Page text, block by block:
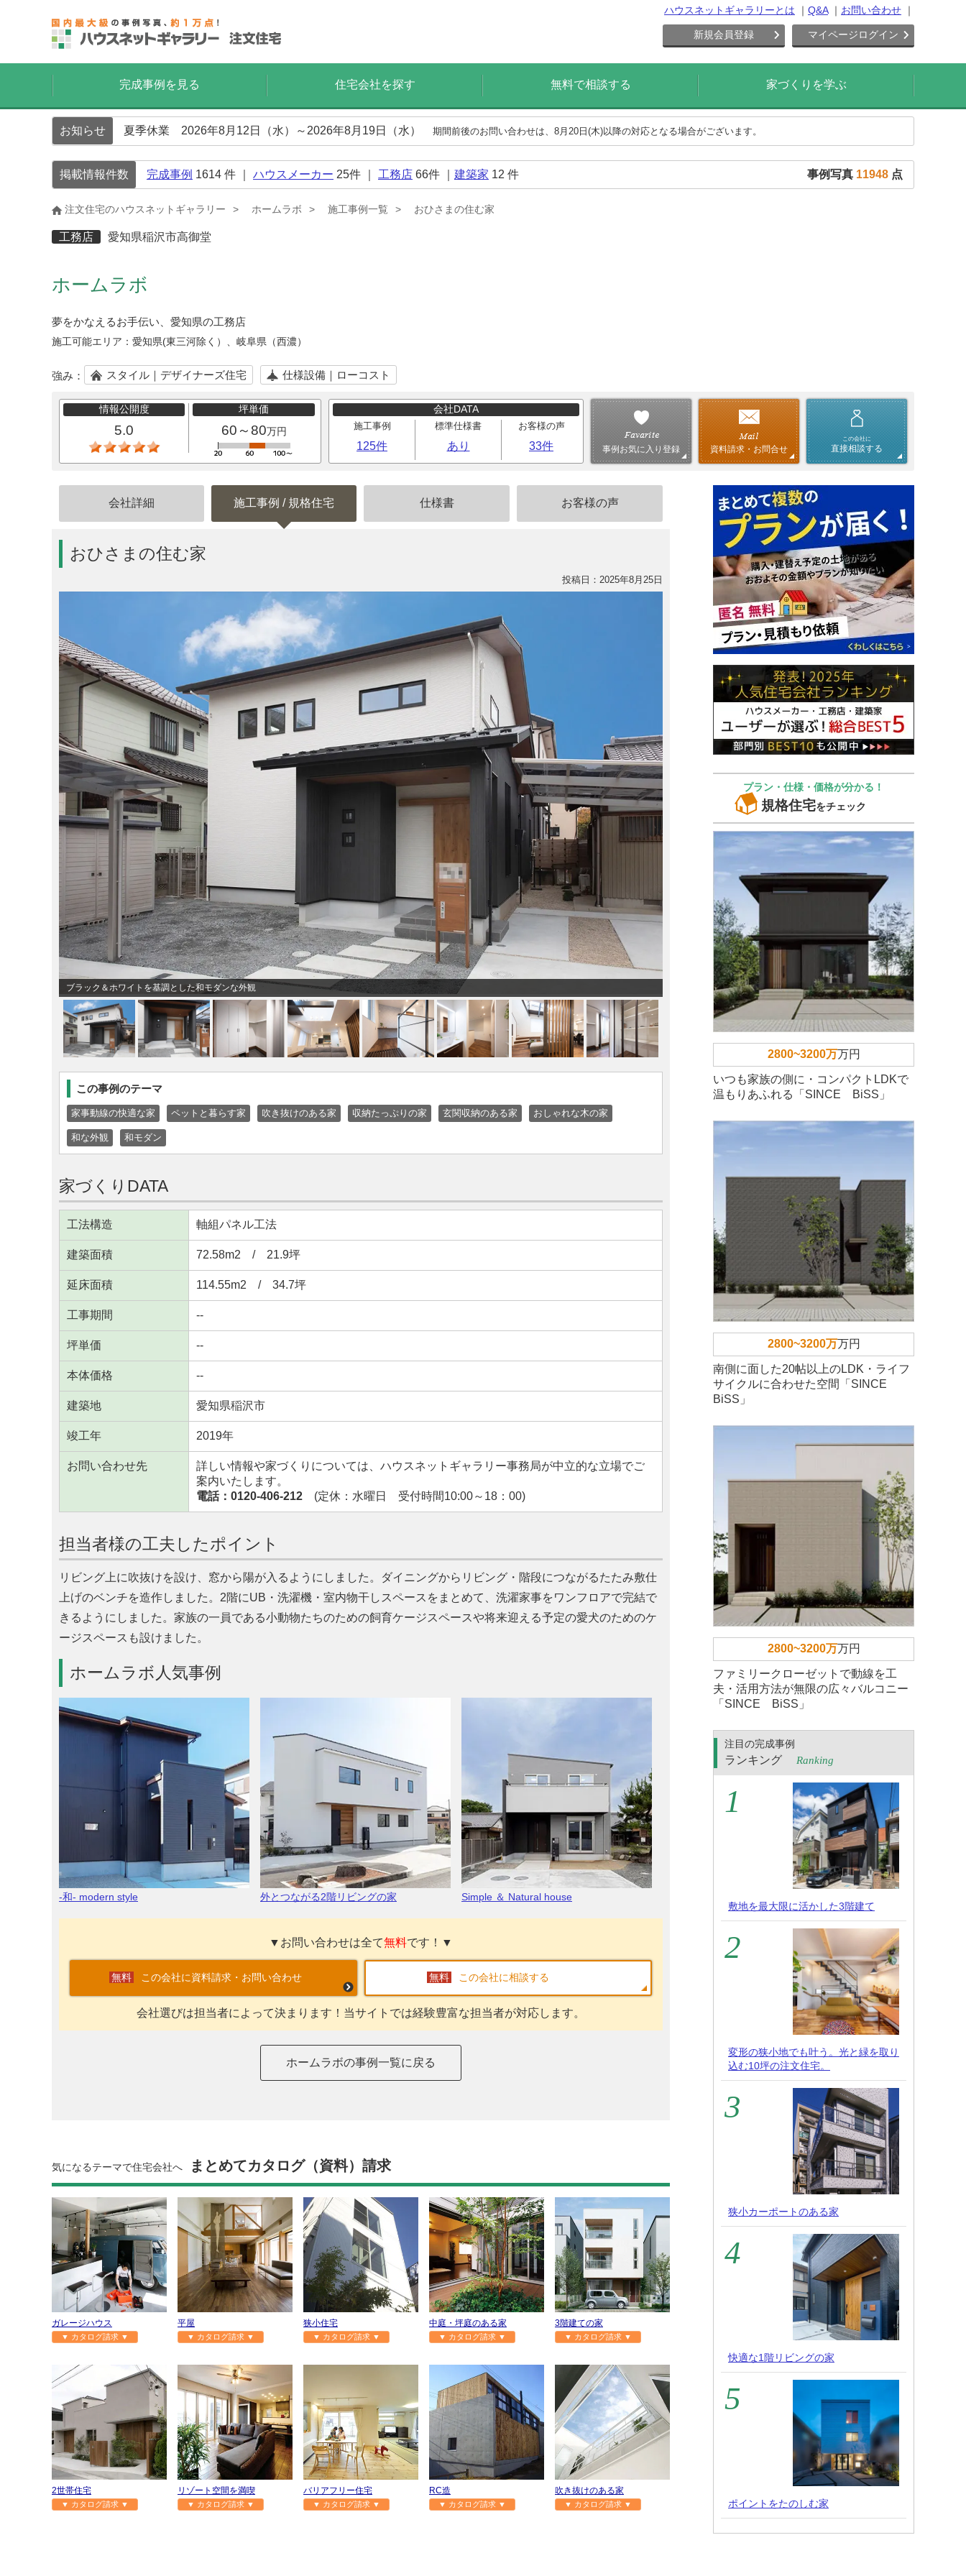
ハウスネットギャラリーとは Q&A お問い合わせ
新規会員登録 マイページログイン
完成事例を見る 住宅会社を探す 無料で相談する 家づくりを学ぶ
お知らせ 夏季休業 2026年8月12日（水）～2026年8月19日（水） 期間前後のお問い合わせは、8月20日(木)以降の対応となる場合がございます。
掲載情報件数 完成事例 1614 件 ｜ ハウスメーカー 25件 ｜ 工務店 66件 ｜ 建築家 12 件 事例写真 11948 点
注文住宅のハウスネットギャラリー ホームラボ 施工事例一覧 おひさまの住む家
工務店 愛知県稲沢市高御堂
ホームラボ
夢をかなえるお手伝い、愛知県の工務店
施工可能エリア： 愛知県(東三河除く）、岐阜県（西濃）
強み： スタイル｜デザイナーズ住宅 仕様設備｜ローコスト
情報公開度
5.0
坪単価
60～80万円
会社DATA
施工事例
125件
標準仕様書
あり
お客様の声
33件 事例お気に入り登録 資料請求・お問合せ
この会社に
直接相談する
会社詳細 施工事例 / 規格住宅 仕様書 お客様の声
おひさまの住む家
投稿日：2025年8月25日
ブラック＆ホワイトを基調とした和モダンな外観
この事例のテーマ
家事動線の快適な家 ペットと暮らす家 吹き抜けのある家 収納たっぷりの家 玄関収納のある家 おしゃれな木の家
和な外観 和モダン
家づくりDATA
工法構造 軸組パネル工法
建築面積 72.58m2 / 21.9坪
延床面積 114.55m2 / 34.7坪
工事期間 --
坪単価 --
本体価格 --
建築地 愛知県稲沢市
竣工年 2019年
お問い合わせ先
詳しい情報や家づくりについては、ハウスネットギャラリー事務局が中立的な立場でご
案内いたします。
電話：0120-406-212 (定休：水曜日 受付時間10:00～18：00)
担当者様の工夫したポイント
リビング上に吹抜けを設け、窓から陽が入るようにしました。ダイニングからリビング・階段につながるたたみ敷仕
上げのベンチを造作しました。2階にUB・洗濯機・室内物干しスペースをまとめて、洗濯家事をワンフロアで完結で
きるようにしました。家族の一員である小動物たちのための飼育ケージスペースや将来迎える予定の愛犬のためのケ
ージスペースも設けました。
ホームラボ人気事例
-和- modern style 外とつながる2階リビングの家 Simple ＆ Natural house
▼お問い合わせは全て無料です！▼
この会社に資料請求・お問い合わせ この会社に相談する
会社選びは担当者によって決まります！当サイトでは経験豊富な担当者が対応します。
ホームラボの事例一覧に戻る
気になるテーマで住宅会社へ まとめてカタログ（資料）請求
ガレージハウス
▼ カタログ請求 ▼
平屋
▼ カタログ請求 ▼
狭小住宅
▼ カタログ請求 ▼
中庭・坪庭のある家
▼ カタログ請求 ▼
3階建ての家
▼ カタログ請求 ▼
2世帯住宅
▼ カタログ請求 ▼
リゾート空間を満喫
▼ カタログ請求 ▼
バリアフリー住宅
▼ カタログ請求 ▼
RC造
▼ カタログ請求 ▼
吹き抜けのある家
▼ カタログ請求 ▼
プラン・仕様・価格が分かる！
規格住宅をチェック
2800~3200万万円
いつも家族の側に・コンパクトLDKで
温もりあふれる「SINCE BiSS」
2800~3200万万円
南側に面した20帖以上のLDK・ライフ
サイクルに合わせた空間「SINCE
BiSS」
2800~3200万万円
ファミリークローゼットで動線を工
夫・活用方法が無限の広々バルコニー
「SINCE BiSS」
注目の完成事例
ランキング Ranking
敷地を最大限に活かした3階建て
変形の狭小地でも叶う。光と緑を取り
込む10坪の注文住宅。
狭小カーポートのある家
快適な1階リビングの家
ポイントをたのしむ家